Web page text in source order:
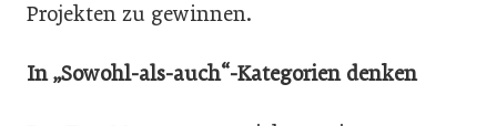
Projekten zu gewinnen.
In „Sowohl-als-auch“-Kategorien denken